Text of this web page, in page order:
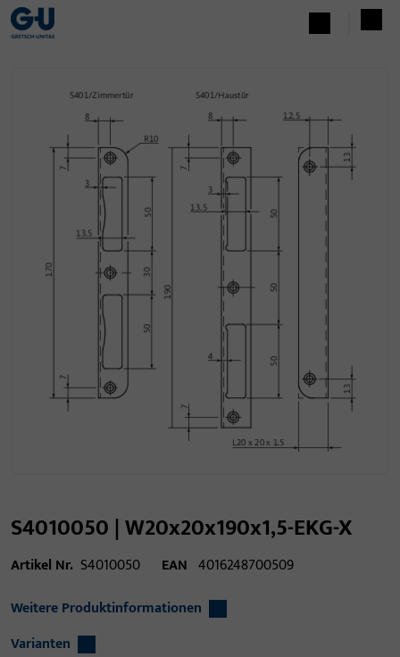
S4010050 | W20x20x190x1,5-EKG-X
Artikel Nr. S4010050 EAN 4016248700509
Weitere Produktinformationen
Varianten